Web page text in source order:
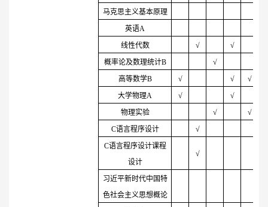
马克思主义基本原理
英语A
线性代数
√
√
概率论及数理统计B
√
高等数学B
√ √
√
大学物理A
√
√
物理实验
√
√
C语言程序设计
√
C语言程序设计课程
设计
√
习近平新时代中国特
色社会主义思想概论